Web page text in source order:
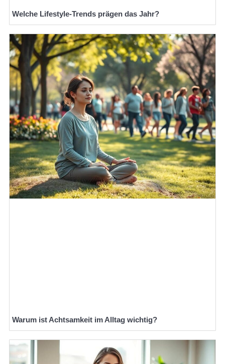
Welche Lifestyle-Trends prägen das Jahr?
Warum ist Achtsamkeit im Alltag wichtig?